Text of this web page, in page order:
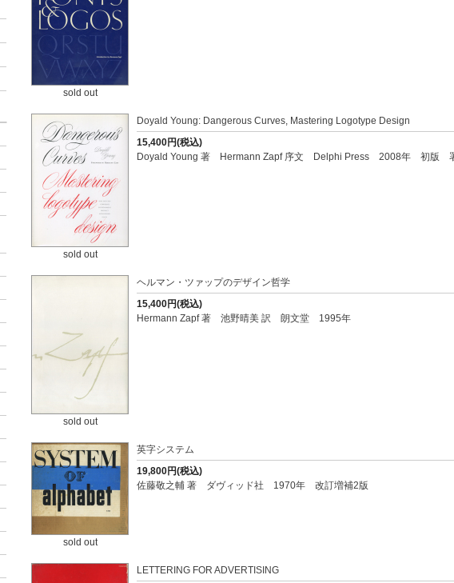
sold out
sold out
Doyald Young: Dangerous Curves, Mastering Logotype Design
15,400円(税込)
Doyald Young 著 Hermann Zapf 序文 Delphi Press 2008年 初版
sold out
ヘルマン・ツァップのデザイン哲学
15,400円(税込)
Hermann Zapf 著 池野晴美 訳 朗文堂 1995年
sold out
英字システム
19,800円(税込)
佐藤敬之輔 著 ダヴィッド社 1970年 改訂増補2版
LETTERING FOR ADVERTISING